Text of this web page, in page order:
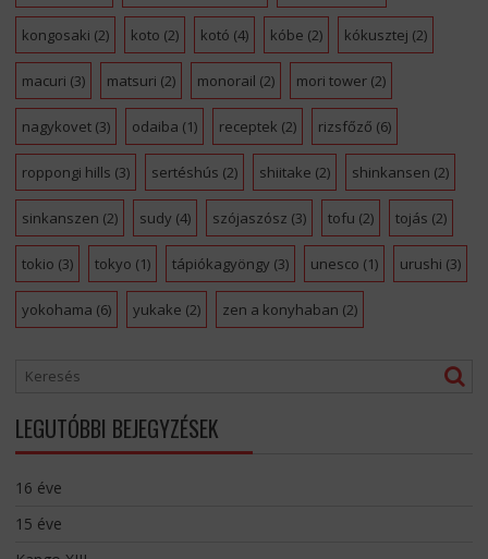
kongosaki (2) koto (2) kotó (4) kóbe (2) kókusztej (2)
macuri (3) matsuri (2) monorail (2) mori tower(2)
nagykovet(3) odaiba (1) receptek (2) rizsfőző (6)
roppongi hills (3) sertéshús (2) shiitake (2) shinkansen (2)
sinkanszen (2) sudy (4) szójaszósz (3) tofu (2) tojás (2)
tokio (3) tokyo (1) tápiókagyöngy (3) unesco (1) urushi (3)
yokohama (6) yukake (2) zen a konyhaban (2)
LEGUTÓBBI BEJEGYZÉSEK
16 éve
15 éve